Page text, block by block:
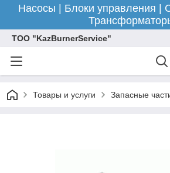
Насосы | Блоки управления |
ТОО "KazBurnerService"
Товары и услуги Запасные